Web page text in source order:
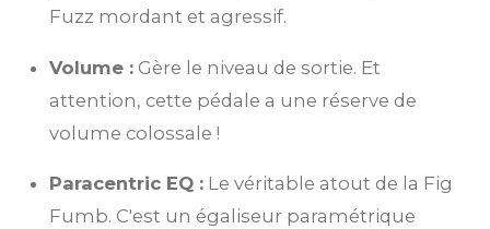
Fuzz mordant et agressif.
Volume : Gère le niveau de sortie. Et
attention, cette pédale a une réserve de
volume colossale !
Paracentric EQ : Le véritable atout de la Fig
Fumb. C'est un égaliseur paramétrique